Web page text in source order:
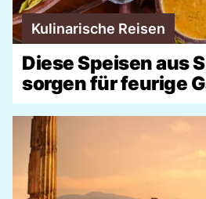
Kulinarische Reisen
Diese Speisen aus
sorgen für feurige